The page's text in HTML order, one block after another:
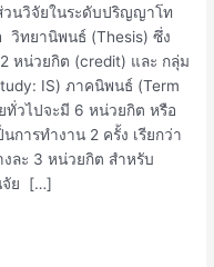
นวิจัยในระดับปริญญาโท
วิทยานิพนธ์ (Thesis) ซึ่ง
หน่วยกิต (credit) และ กลุ่ม
IS) ภาคนิพนธ์ (Term
วไปจะมี 6 หน่วยกิต หรือ
การทำงาน 2 ครั้ง เรียกว่า
งละ 3 หน่วยกิต สำหรับ
จัย […]